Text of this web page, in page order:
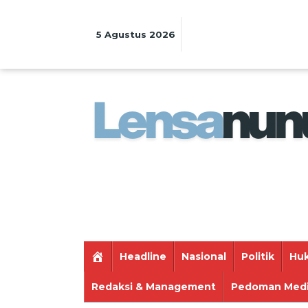
5 Agustus 2026
Headline Nasional Politik
Redaksi & Management Pedoman